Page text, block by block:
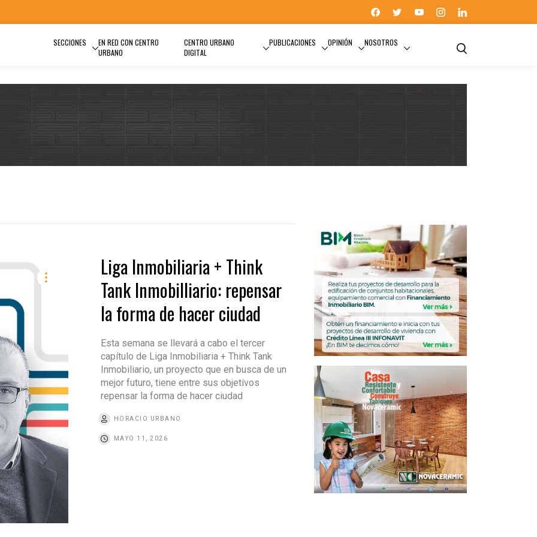
SECCIONES
EN RED CON CENTRO
URBANO
CENTRO URBANO
DIGITAL
PUBLICACIONES OPINIÓN NOSOTROS
Liga Inmobiliaria + Think
Tank Inmobilliario: repensar
la forma de hacer ciudad
Esta semana se llevará a cabo el tercer
capítulo de Liga Inmobiliaria + Think Tank
Inmobiliario, un proyecto que en busca de un
mejor futuro, tiene entre sus objetivos
repensar la forma de hacer ciudad
HORACIO URBANO
MAYO 11, 2026
INNOVACIÓN